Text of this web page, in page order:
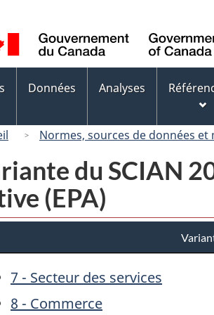
Données Analyses
Normes, sources de données et
du SCIAN
(EPA)
7 - Secteur des services
8 - Commerce